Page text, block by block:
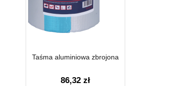
Taśma aluminiowa zbrojona
86,32 zł